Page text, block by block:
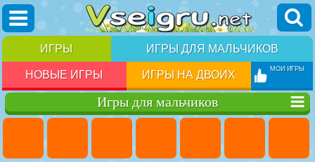
ИГРЫ ИГРЫ ДЛЯ МАЛЬЧИКОВ
НОВЫЕ ИГРЫ ИГРЫ НА ДВОИХ МОИ ИГРЫ
Игры для мальчиков